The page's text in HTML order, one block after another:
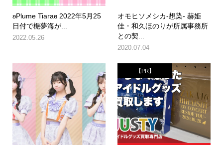
ʚPlume Tiaraɞ 2022年5月25
日付で梔夢海が...
2022.05.26
オモヒソメシカ-想染- 赫姫
佳・和久ほのりが所属事務所
との契...
2020.07.04
【PR】